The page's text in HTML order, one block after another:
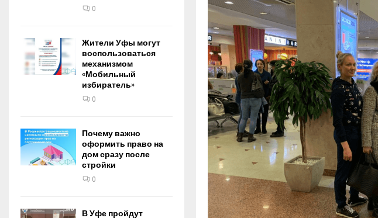
0
Жители Уфы могут
воспользоваться
механизмом
«Мобильный
избиратель»
0
Почему важно
оформить право на
дом сразу после
стройки
0
В Уфе пройдут